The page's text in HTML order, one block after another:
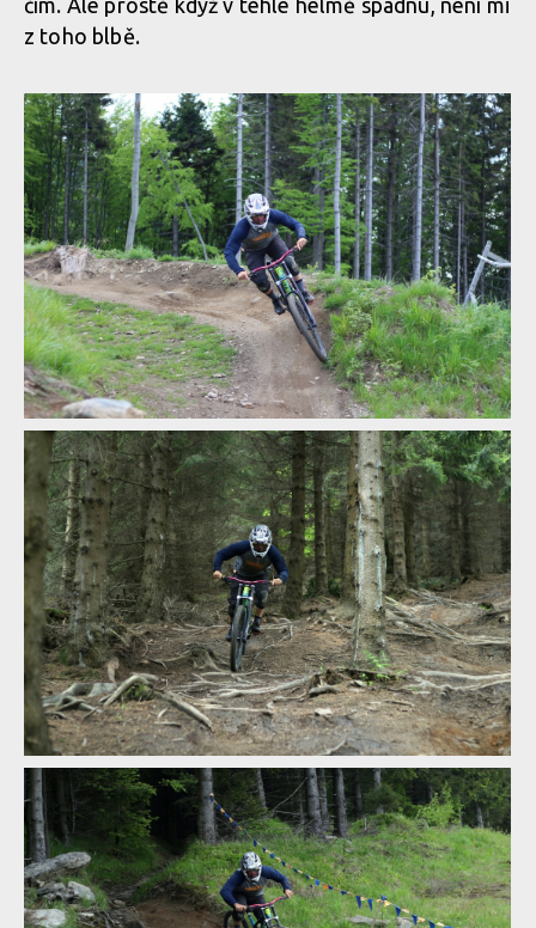
čím. Ale prostě když v téhle helmě spadnu, není mi
z toho blbě.
Test: Fox Rampage Pro Carbon - nabídne nejlepší ochranu pro
tvou hlavu
Test: Fox Rampage Pro Carbon - nabídne nejlepší ochranu pro
tvou hlavu
Test: Fox Rampage Pro Carbon - nabídne nejlepší ochranu pro
tvou hlavu
Test: Fox Rampage Pro Carbon - nabídne nejlepší ochranu pro
tvou hlavu
Test: Fox Rampage Pro Carbon - nabídne nejlepší ochranu pro
tvou hlavu
Test: Fox Rampage Pro Carbon - nabídne nejlepší ochranu pro
tvou hlavu